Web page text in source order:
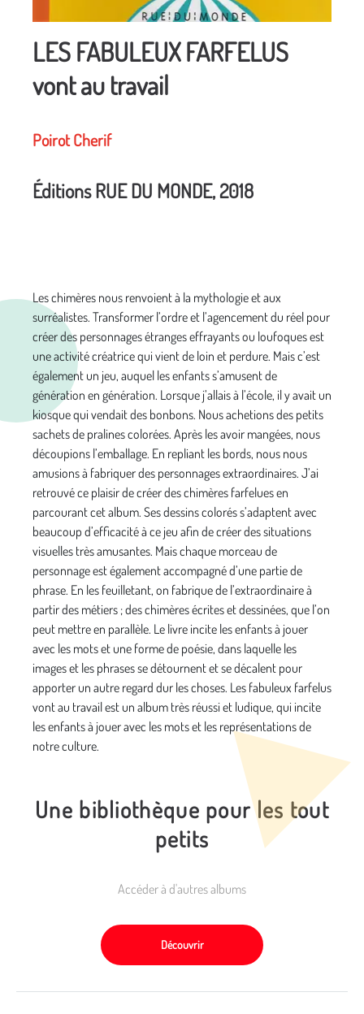
LES FABULEUX FARFELUS
vont au travail
Poirot Cherif
Éditions RUE DU MONDE, 2018
Les chimères nous renvoient à la mythologie et aux
surréalistes. Transformer l’ordre et l’agencement du réel pour
créer des personnages étranges effrayants ou loufoques est
une activité créatrice qui vient de loin et perdure. Mais c’est
également un jeu, auquel les enfants s’amusent de
génération en génération. Lorsque j’allais à l’école, il y avait un
kiosque qui vendait des bonbons. Nous achetions des petits
sachets de pralines colorées. Après les avoir mangées, nous
découpions l’emballage. En repliant les bords, nous nous
amusions à fabriquer des personnages extraordinaires. J’ai
retrouvé ce plaisir de créer des chimères farfelues en
parcourant cet album. Ses dessins colorés s’adaptent avec
beaucoup d’efficacité à ce jeu afin de créer des situations
visuelles très amusantes. Mais chaque morceau de
personnage est également accompagné d’une partie de
phrase. En les feuilletant, on fabrique de l’extraordinaire à
partir des métiers ; des chimères écrites et dessinées, que l’on
peut mettre en parallèle. Le livre incite les enfants à jouer
avec les mots et une forme de poésie, dans laquelle les
images et les phrases se détournent et se décalent pour
apporter un autre regard dur les choses. Les fabuleux farfelus
vont au travail est un album très réussi et ludique, qui incite
les enfants à jouer avec les mots et les représentations de
notre culture.
Une bibliothèque pour les tout
petits
Accéder à d'autres albums
Découvrir